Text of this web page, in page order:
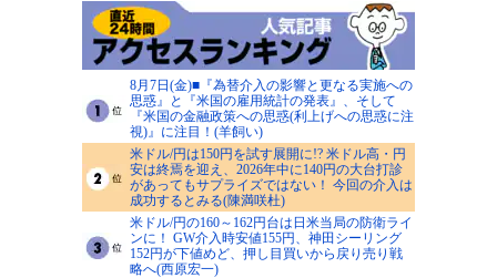
8月7日(金)■『為替介入の影響と更なる実施への
思惑』と『米国の雇用統計の発表』、そして
『米国の金融政策への思惑(利上げへの思惑に注
視)』に注目！(羊飼い)
米ドル/円は150円を試す展開に!? 米ドル高・円
安は終焉を迎え、2026年中に140円の大台打診
があってもサプライズではない！ 今回の介入は
成功するとみる(陳満咲杜)
米ドル/円の160～162円台は日米当局の防衛ライ
ンに！ GW介入時安値155円、神田シーリング
152円が下値めど、押し目買いから戻り売り戦
略へ(西原宏一)